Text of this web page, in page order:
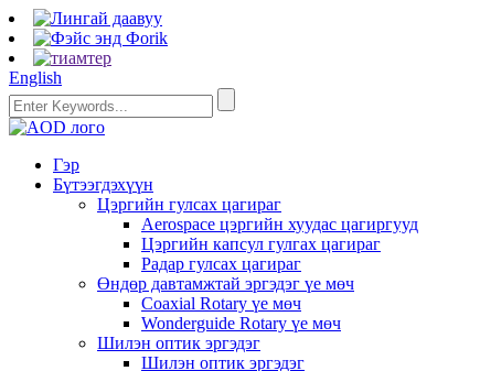
English
Гэр
Бүтээгдэхүүн
Цэргийн гулсах цагираг
Aerospace цэргийн хуудас цагиргууд
Цэргийн капсул гулгах цагираг
Радар гулсах цагираг
Өндөр давтамжтай эргэдэг үе мөч
Coaxial Rotary үе мөч
Wonderguide Rotary үе мөч
Шилэн оптик эргэдэг
Шилэн оптик эргэдэг